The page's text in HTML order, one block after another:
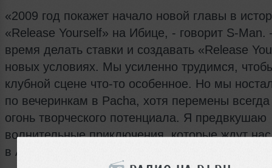
«2009 год покажет начало новой главы в
«Release Yourself» на Ибице, - говорит S-
время делать ставки и создавать «Release
новых условиях. Мы усиленно трудимся,
клубной сцене что-то особенное. Но мы
по вечеринкам в Pacha, хотя перемены
огонь творческого потенциала. Я предвкушаю
волнительные приключения, которые ждут
в Амнезии».